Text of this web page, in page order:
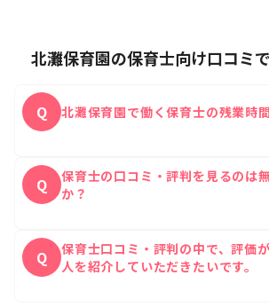
北灘保育園の保育士向け口コミ
Q 北灘保育園で働く保育士の残業時
A
間は1日あたり0時間です。
Q
保育士の口コミ・評判を見るのは
か？
A
Q
保育士口コミ・評判の中で、評価
人を紹介していただきたいです。